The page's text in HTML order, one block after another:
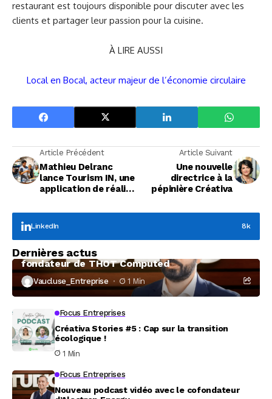
restaurant est toujours disponible pour discuter avec les
clients et partager leur passion pour la cuisine.
À LIRE AUSSI
Local en Bocal, acteur majeur de l’économie circulaire
Article Précédent
Mathieu Delranc
lance Tourism IN, une
application de réalité
Article Suivant
Une nouvelle
directrice à la
pépinière Créativa
LinkedIn 8k
Dernières actus
À la rencontre de Christophe Coeffier, dirigeant
fondateur de THOT Computed
Vaucluse_Entreprise 1 Min
Focus Entreprises
Créativa Stories #5 : Cap sur la transition
écologique !
1 Min
Focus Entreprises
Nouveau podcast vidéo avec le cofondateur